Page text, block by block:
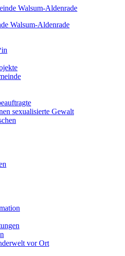
Walsum-Aldenrade
sexualisierte Gewalt
vor Ort